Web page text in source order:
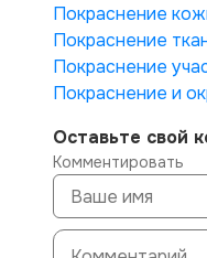
Покраснение
Покраснение
Покраснение
Покраснение и
Оставьте свой
Комментировать